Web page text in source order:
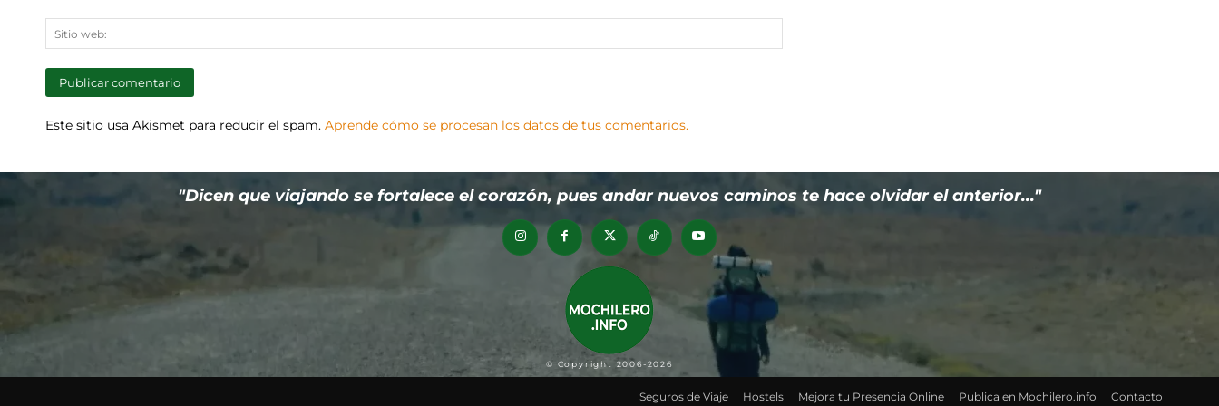
web:
Este sitio usa Akismet para reducir el spam. Aprende cómo se procesan los datos de tus comentarios.
"Dicen que viajando se fortalece el corazón, pues andar nuevos caminos te hace olvidar el anterior..."
© Copyright 2006-2026
Seguros de Viaje Hostels Mejora tu Presencia Online Publica en Mochilero.info Contacto